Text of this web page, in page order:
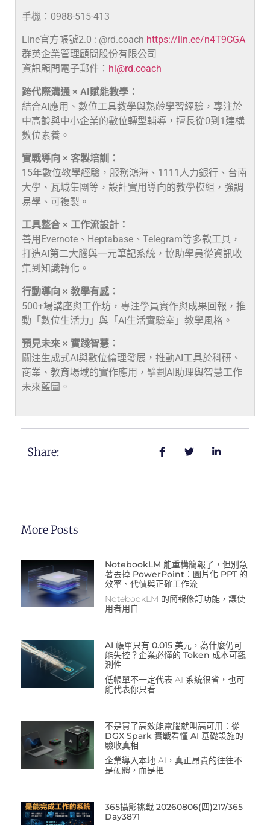
手機：0988-515-413
Line官方帳號2.0 : @rd.coach https://lin.ee/n4T9CGA
群英企業管理顧問股份有限公司
資訊顧問電子郵件： hi@rd.coach
跨代際溝通 × AI賦能教學：
結合AI應用、數位工具教學與熟齡學習經驗，專注於
中高齡與中小企業的數位轉型輔導，擅長從0到1建構
數位素養。
實戰導向 × 客製培訓：
15年數位教學經驗，服務鴻海、1111人力銀行、台南
大學、瓦城集團等，設計實用導向的教學模組，強調
易學、可複製。
工具整合 × 工作流設計：
善用Evernote、Heptabase、Telegram等多款工具，
打造AI第二大腦與一元筆記系統，協助學員從資訊收
集到知識轉化。
行動導向 × 教學有感：
500+場講座與工作坊，專注學員實作與成果回報，推
動「數位生活力」與「AI生活實驗室」教學風格。
預見未來 × 實踐智慧：
關注生成式AI與數位倫理發展，推動AI工具於科研、
商業、教育場域的實作應用，擘劃AI助理與智慧工作
未來藍圖。
Share:
More Posts
NotebookLM 能重構簡報了，但別急
著丟掉 PowerPoint：圖片化 PPT 的
效率、代價與正確工作流
NotebookLM 的簡報修訂功能，讓使
用者用自
AI 帳單只有 0.015 美元，為什麼仍可
能失控？企業必懂的 Token 成本可觀
測性
低帳單不一定代表 AI 系統很省，也可
能代表你只看
不是買了高效能電腦就叫高可用：從
DGX Spark 實戰看懂 AI 基礎設施的
驗收真相
企業導入本地 AI，真正昂貴的往往不
是硬體，而是把
365攝影挑戰 20260806(四)217/365
Day3871